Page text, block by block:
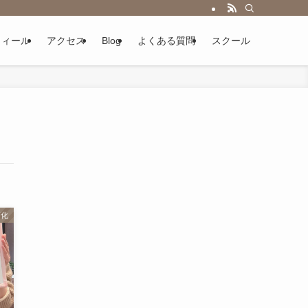
ール アクセス Blog よくある質問 スクール